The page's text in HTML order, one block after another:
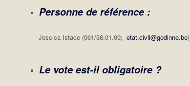
Personne de référence :
Jessica Istace (061/58.01.09; etat.civil@gedinne.be)
Le vote est-il obligatoire ?